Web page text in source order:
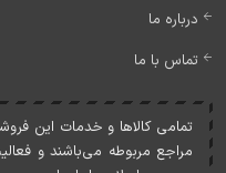
درباره ما
تماس با ما
تمامی کالاها و خدمات اين
مراجع مربوطه می‌باشند و